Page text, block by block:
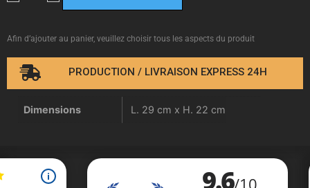
Afin d’ajouter au panier, veuillez choisir tous les aspects du produit
PRODUCTION / LIVRAISON EXPRESS 24H
Dimensions L. 29 cm x H. 22 cm